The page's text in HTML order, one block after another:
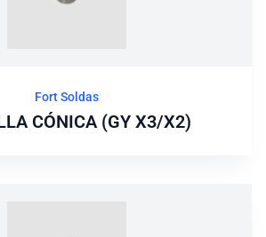
Fort Soldas
CÓNICA (GY X3/X2)